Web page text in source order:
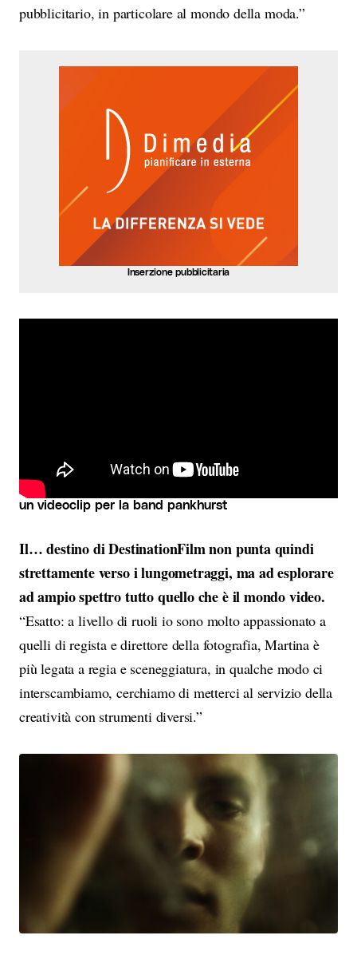
pubblicitario, in particolare al mondo della moda.”
Inserzione pubblicitaria
un videoclip per la band pankhurst
Il… destino di DestinationFilm non punta quindi
strettamente verso i lungometraggi, ma ad esplorare
ad ampio spettro tutto quello che è il mondo video.
“Esatto: a livello di ruoli io sono molto appassionato a
quelli di regista e direttore della fotografia, Martina è
più legata a regia e sceneggiatura, in qualche modo ci
interscambiamo, cerchiamo di metterci al servizio della
creatività con strumenti diversi.”